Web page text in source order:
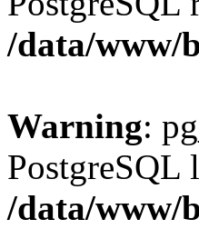
/data/www/
Warning:
PostgreSQL
/data/www/